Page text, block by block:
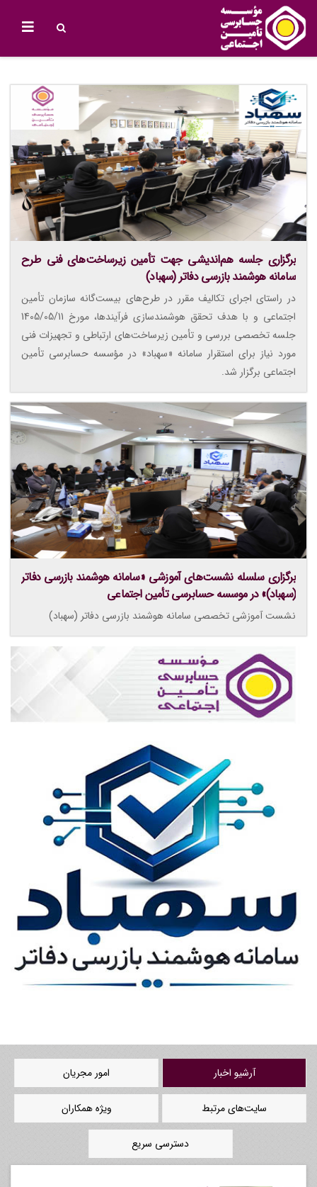
برگزاری جلسه هم‌اندیشی جهت تأمین زیرساخت‌های فنی طرح
سامانه هوشمند بازرسی دفاتر (سهباد)
در راستای اجرای تکالیف مقرر در طرح‌های بیست‌گانه سازمان تأمین
اجتماعی و با هدف تحقق هوشمندسازی فرآیندها، مورخ 1405/05/11
جلسه تخصصی بررسی و تأمین زیرساخت‌های ارتباطی و تجهیزات فنی
مورد نیاز برای استقرار سامانه «سهباد» در مؤسسه حسابرسی تأمین
اجتماعی برگزار شد.
برگزاری سلسله نشست‌های آموزشی «سامانه هوشمند بازرسی دفاتر
(سهباد)» در موسسه حسابرسی تأمین اجتماعی
نشست آموزشی تخصصی سامانه هوشمند بازرسی دفاتر (سهباد)
آرشیو اخبار امور مجریان
سایت‌های مرتبط ویژه همکاران
دسترسی سریع